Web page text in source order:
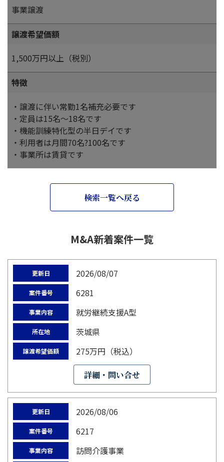
事業譲渡
譲渡希望価額
1,500万円以上（税別）
特徴
・譲渡に伴い常勤1名補充必要です
・定員は15名～18名です
・機能訓練特化型の半日デイです
・利用者は月間70名?100名です
・事業所は賃貸です
検索一覧へ戻る
M&A新着案件一覧
更新日 2026/08/07
案件番号 6281
事業内容 就労継続支援A型
所在地 茨城県
譲渡希望価額 275万円（税込）
詳細・問い合せ
更新日 2026/08/06
案件番号 6217
事業内容 訪問介護事業